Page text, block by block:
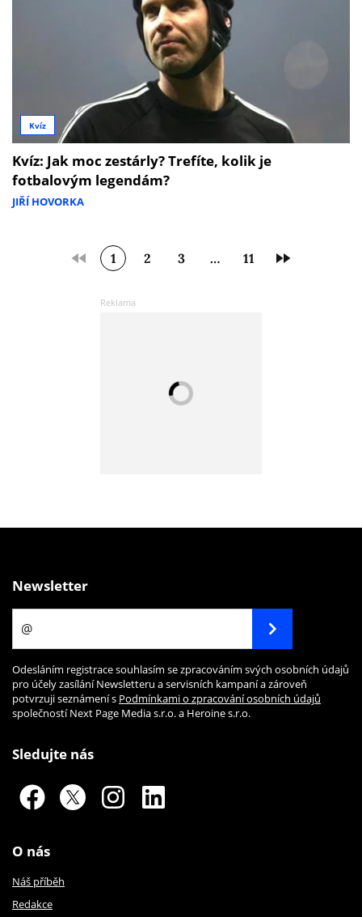
Kvíz
Kvíz: Jak moc zestárly? Trefíte, kolik je
fotbalovým legendám?
JIŘÍ HOVORKA
1 2 3 … 11
Newsletter
Odesláním registrace souhlasím se zpracováním svých osobních údajů
pro účely zasílání Newsletteru a servisních kampaní a zároveň
potvrzuji seznámení s Podmínkami o zpracování osobních údajů
společností Next Page Media s.r.o. a Heroine s.r.o.
Sledujte nás
O nás
Náš příběh
Redakce